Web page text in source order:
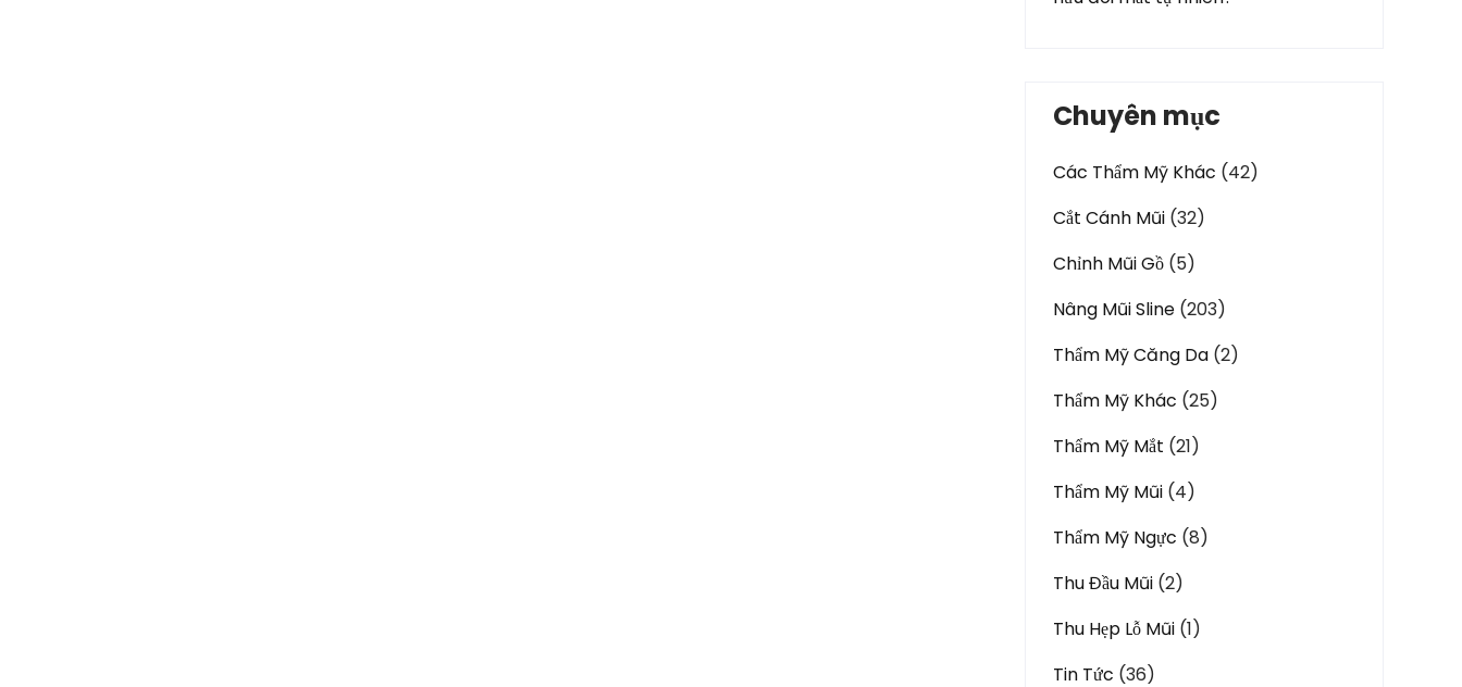
Chuyên mục
Các Thẩm Mỹ Khác (42)
Cắt Cánh Mũi (32)
Chỉnh Mũi Gồ (5)
Nâng Mũi Sline (203)
Thẩm Mỹ Căng Da (2)
Thẩm Mỹ Khác (25)
Thẩm Mỹ Mắt (21)
Thẩm Mỹ Mũi (4)
Thẩm Mỹ Ngực (8)
Thu Đầu Mũi (2)
Thu Hẹp Lỗ Mũi (1)
Tin Tức (36)